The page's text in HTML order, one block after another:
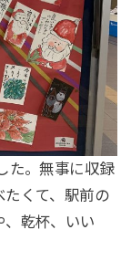
た。無事に収録
たくて、駅前の
、乾杯、いい